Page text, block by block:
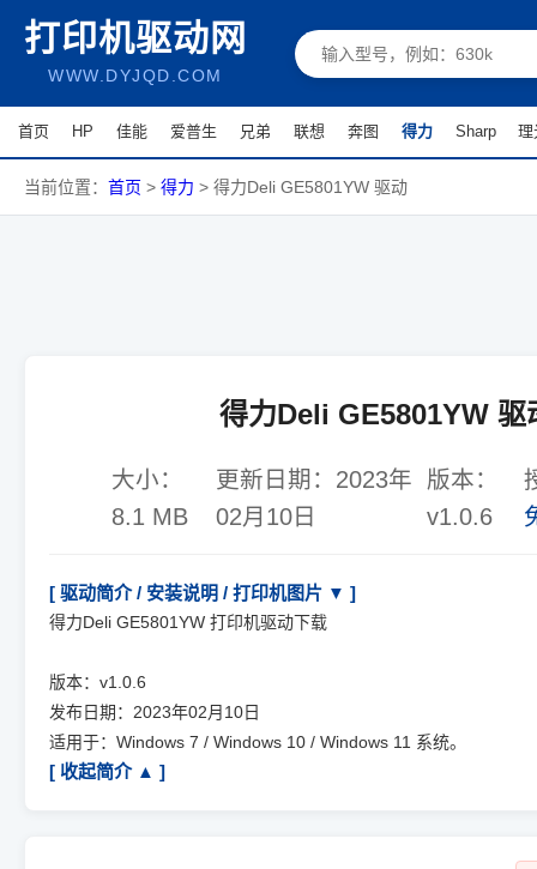
打印机驱动网
WWW.DYJQD.COM
首页 HP 佳能 爱普生 兄弟 联想 奔图 得力 Sharp 理
当前位置： 首页 > 得力 > 得力Deli GE5801YW 驱动
得力Deli GE5801YW 驱
大小：
8.1 MB
更新日期： 2023年
02月10日
版本：
v1.0.6
[ 驱动简介 / 安装说明 / 打印机图片 ▼ ]
得力Deli GE5801YW 打印机驱动下载
版本：v1.0.6
发布日期：2023年02月10日
适用于：Windows 7 / Windows 10 / Windows 11 系统。
[ 收起简介 ▲ ]